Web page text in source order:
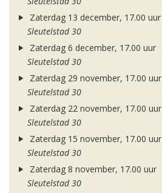
Zaterdag 13 december, 17.00 uur
Sleutelstad 30
Zaterdag 6 december, 17.00 uur
Sleutelstad 30
Zaterdag 29 november, 17.00 uur
Sleutelstad 30
Zaterdag 22 november, 17.00 uur
Sleutelstad 30
Zaterdag 15 november, 17.00 uur
Sleutelstad 30
Zaterdag 8 november, 17.00 uur
Sleutelstad 30